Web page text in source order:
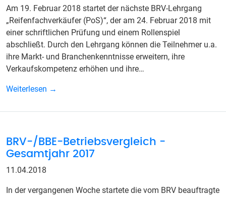
Am 19. Februar 2018 startet der nächste BRV-Lehrgang
„Reifenfachverkäufer (PoS)“, der am 24. Februar 2018 mit
einer schriftlichen Prüfung und einem Rollenspiel
abschließt. Durch den Lehrgang können die Teilnehmer u.a.
ihre Markt- und Branchenkenntnisse erweitern, ihre
Verkaufskompetenz erhöhen und ihre…
Weiterlesen →
BRV-/BBE-Betriebsvergleich -
Gesamtjahr 2017
11.04.2018
In der vergangenen Woche startete die vom BRV beauftragte